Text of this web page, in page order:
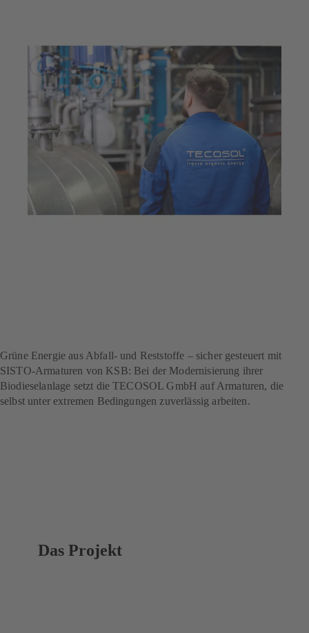
Grüne Energie aus Abfall- und Reststoffe – sicher gesteuert mit
SISTO-Armaturen von KSB: Bei der Modernisierung ihrer
Biodieselanlage setzt die TECOSOL GmbH auf Armaturen, die
selbst unter extremen Bedingungen zuverlässig arbeiten.
Das Projekt